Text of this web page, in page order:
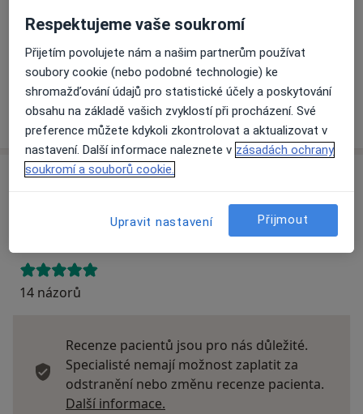
Způsoby platby (soukromé návštěvy)
Na teto adrese lékař přijímá pacienty na pojišťovnu
Detaily
Víceo adrese
Názory
Přidejte svůj názor
14 názorů
Recenze pacientů jsou pro nás důležité.
Specialisté nemají možnost zaplatit za
odstranění nebo změnu recenze pacienta.
Další informace.
Respektujeme vaše soukromí
Přijetím povolujete nám a našim partnerům používat
soubory cookie (nebo podobné technologie) ke
shromažďování údajů pro statistické účely a poskytování
obsahu na základě vašich zvyklostí při procházení. Své
preference můžete kdykoli zkontrolovat a aktualizovat v
nastavení. Další informace naleznete v zásadách ochrany
soukromí a souborů cookie.
Upravit nastavení Přijmout